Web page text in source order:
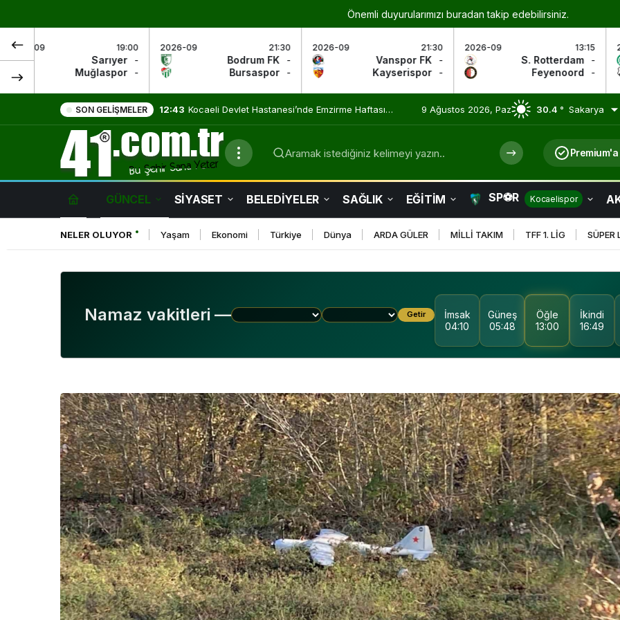
Önemli duyurularımızı buradan takip edebilirsiniz.
19:00
-
-
21:30
Bodrum FK
Bursaspor
21:30
Vanspor FK
Kayserispor
13:15
S. Rotterdam -
Feyenoord -
SON GELIŞMELER 9:01 Evde Sağlık Hizmetleri Umut Olmaya Devam Ediyor 9 Ağustos 2026, Paz 30.4 ° Sakarya
Aramak istediğiniz kelimeyi yazın..
GÜNCEL SİYASET BELEDİYELER SAĞLIK EĞİTİM SP⚽R Kocaelispor
NELER OLUYOR Yaşam Ekonomi Türkiye Dünya ARDA GÜLER MİLLİ TAKIM TFF 1. LİG SÜPER
Namaz vakitleri — Getir
İmsak
04:10
Güneş
05:48
Öğle
13:00
İkindi
16:49
KOCAELI DEVLET
HASTANESI